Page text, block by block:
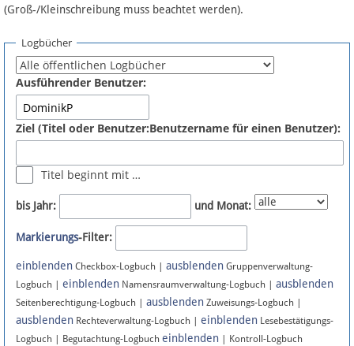
Fördermitglied werden
Fehler melden
Newsletter
Bluesky
Facebook
Instagram
(Groß-/Kleinschreibung muss beachtet werden).
Logbücher
Ausführender Benutzer:
Ziel (Titel oder Benutzer:Benutzername für einen Benutzer):
Titel beginnt mit …
bis Jahr: und Monat:
Markierungs-Filter:
einblenden Checkbox-Logbuch | ausblenden Gruppenverwaltung-
Logbuch | einblenden Namensraumverwaltung-Logbuch | ausblenden
Seitenberechtigung-Logbuch | ausblenden Zuweisungs-Logbuch |
ausblenden Rechteverwaltung-Logbuch | einblenden Lesebestätigungs-
Logbuch | Begutachtung-Logbuch einblenden | Kontroll-Logbuch